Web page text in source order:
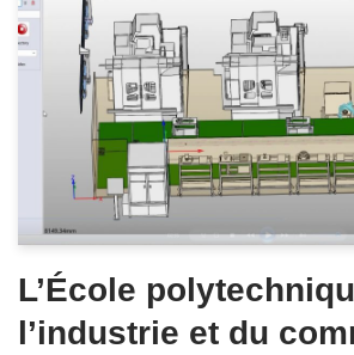
L’École
l’industrie et du